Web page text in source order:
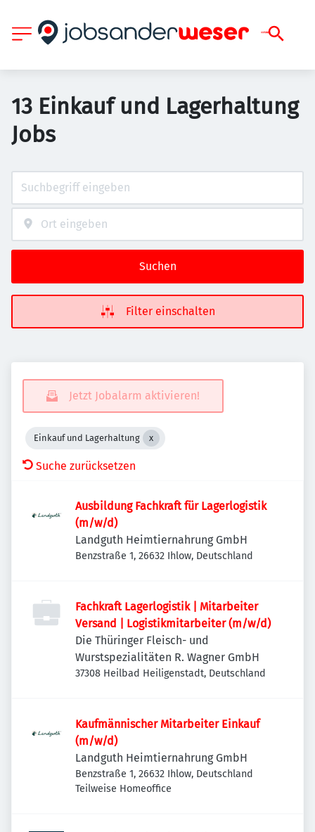
13 Einkauf und Lagerhaltung
Jobs
Suchen
Filter einschalten
Jetzt Jobalarm aktivieren!
Einkauf und Lagerhaltung
Suche zurücksetzen
Ausbildung Fachkraft für Lagerlogistik
(m/w/d)
Landguth Heimtiernahrung GmbH
Benzstraße 1, 26632 Ihlow, Deutschland
Fachkraft Lagerlogistik | Mitarbeiter
Versand | Logistikmitarbeiter (m/w/d)
Die Thüringer Fleisch- und
Wurstspezialitäten R. Wagner GmbH
37308 Heilbad Heiligenstadt, Deutschland
Kaufmännischer Mitarbeiter Einkauf
(m/w/d)
Landguth Heimtiernahrung GmbH
Benzstraße 1, 26632 Ihlow, Deutschland
Teilweise Homeoffice